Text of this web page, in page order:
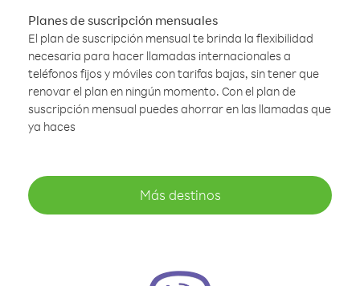
Planes de suscripción mensuales
El plan de suscripción mensual te brinda la flexibilidad
necesaria para hacer llamadas internacionales a
teléfonos fijos y móviles con tarifas bajas, sin tener que
renovar el plan en ningún momento. Con el plan de
suscripción mensual puedes ahorrar en las llamadas que
ya haces
Más destinos